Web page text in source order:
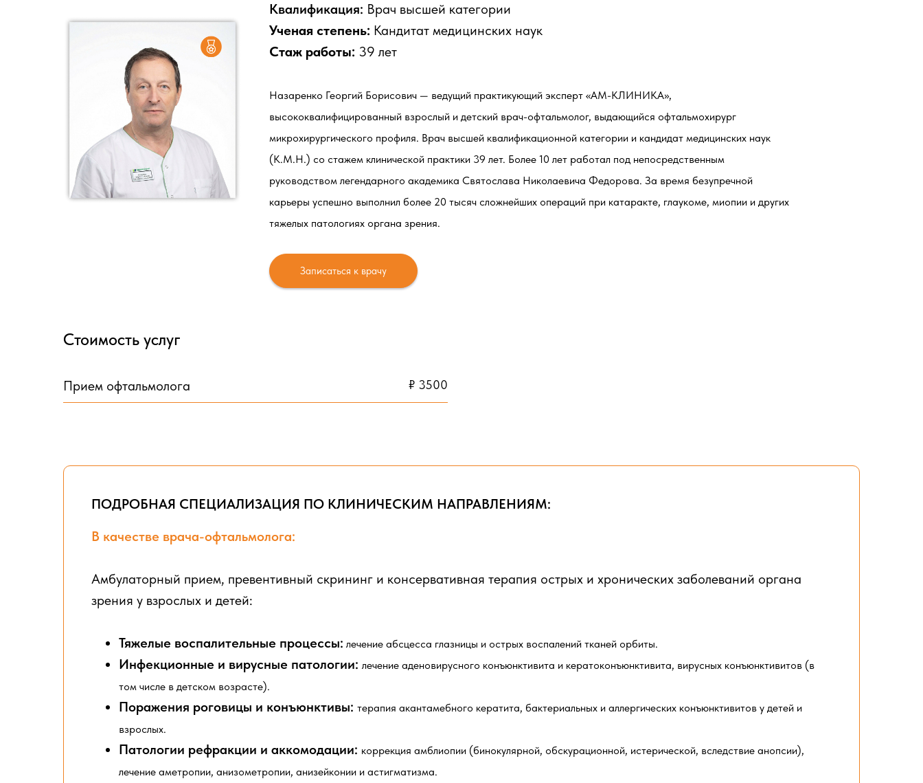
Квалификация: Врач высшей категории
Ученая степень: Кандитат медицинских наук
Стаж работы: 39 лет
Назаренко Георгий Борисович — ведущий практикующий эксперт «АМ-КЛИНИКА»,
высококвалифицированный взрослый и детский врач-офтальмолог, выдающийся офтальмохирург
микрохирургического профиля. Врач высшей квалификационной категории и кандидат медицинских наук
(К.М.Н.) со стажем клинической практики 39 лет. Более 10 лет работал под непосредственным
руководством легендарного академика Святослава Николаевича Федорова. За время безупречной
карьеры успешно выполнил более 20 тысяч сложнейших операций при катаракте, глаукоме, миопии и других
тяжелых патологиях органа зрения.
Записаться к врачу
Стоимость услуг
Прием офтальмолога ₽ 3500
ПОДРОБНАЯ СПЕЦИАЛИЗАЦИЯ ПО КЛИНИЧЕСКИМ НАПРАВЛЕНИЯМ:
В качестве врача-офтальмолога:
Амбулаторный прием, превентивный скрининг и консервативная терапия острых и хронических заболеваний органа
зрения у взрослых и детей:
Тяжелые воспалительные процессы: лечение абсцесса глазницы и острых воспалений тканей орбиты.
Инфекционные и вирусные патологии: лечение аденовирусного конъюнктивита и кератоконъюнктивита, вирусных конъюнктивитов (в
том числе в детском возрасте).
Поражения роговицы и конъюнктивы: терапия акантамебного кератита, бактериальных и аллергических конъюнктивитов у детей и
взрослых.
Патологии рефракции и аккомодации: коррекция амблиопии (бинокулярной, обскурационной, истерической, вследствие анопсии),
лечение аметропии, анизометропии, анизейконии и астигматизма.